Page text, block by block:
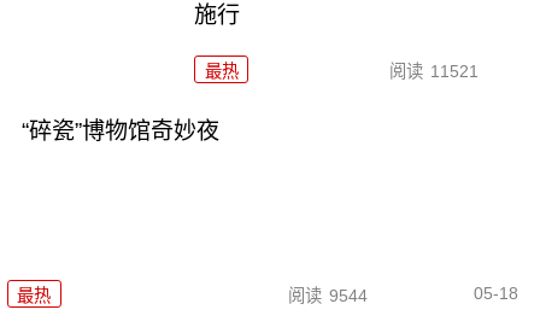
施行
最热 阅读 11521
“碎瓷”博物馆奇妙夜
最热 阅读 9544 05-18